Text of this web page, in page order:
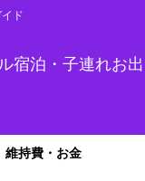
ド
宿泊・子連れお出
維持費・お金